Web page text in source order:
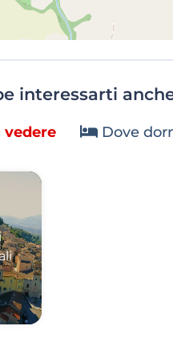
interessarti
vedere Dove